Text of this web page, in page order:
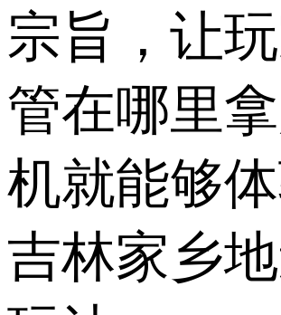
宗旨，让
管在哪里
机就能够
吉林家乡